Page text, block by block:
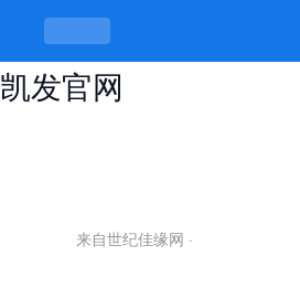
苏州品茶海选，茶里
凯发官网
来自世纪佳缘网 ·